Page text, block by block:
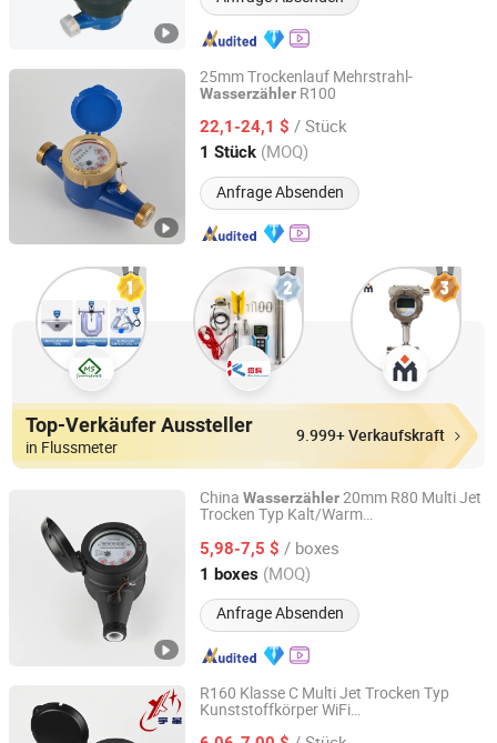
25mm Trockenlauf Mehrstrahl-
Wasserzähler R100
22,1-24,1 $ / Stück
1 Stück (MOQ)
Anfrage Absenden
Ningbo Yuxing Water Meter Company Limited
Zhejiang, China Seit 2024
Top-Verkäufer Aussteller
in Flussmeter
9.999+ Verkaufskraft
China Wasserzähler20mm R80 Multi Jet
Trocken Typ Kalt/Warm
5,98-7,5 $ / boxes
1 boxes (MOQ)
Anfrage Absenden
Ningbo Yuxing Water Meter Company Limited
Zhejiang, China Seit 2024
R160 Klasse C Multi Jet Trocken Typ
Kunststoffkörper WiFi
Ningbo Yuxing Water Meter Company Limited